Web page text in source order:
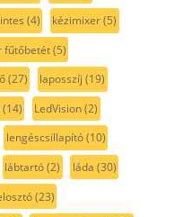
(4) kézimixer(5)
fűtőbetét(5)
(27) laposszíj (19)
(14) LedVision(2)
lengéscsillapító(10)
lábtartó(2) láda (30)
(23)